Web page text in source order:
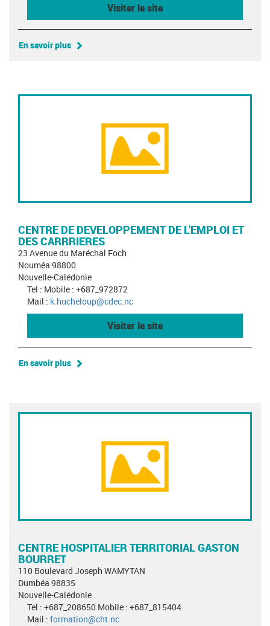
Visiter le site
En savoir plus
CENTRE DE DEVELOPPEMENT DE L'EMPLOI ET
DES CARRRIERES
23 Avenue du Maréchal Foch
Nouméa 98800
Nouvelle-Calédonie
Tel : Mobile : +687_972872
Mail : k.hucheloup@cdec.nc
Visiter le site
En savoir plus
CENTRE HOSPITALIER TERRITORIAL GASTON
BOURRET
110 Boulevard Joseph WAMYTAN
Dumbéa 98835
Nouvelle-Calédonie
Tel : +687_208650 Mobile : +687_815404
Mail : formation@cht.nc